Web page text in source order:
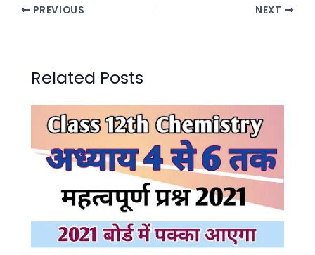
PREVIOUS NEXT
Related Posts